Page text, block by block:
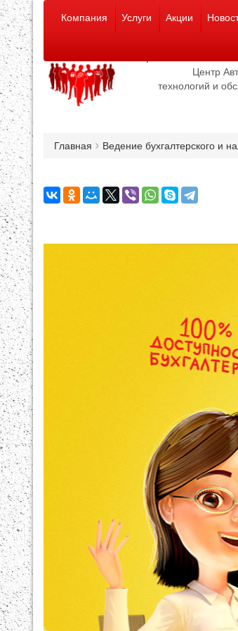
Компания Услуги Акции
Центр
технологий и
Главная Ведение бухгалтерского и